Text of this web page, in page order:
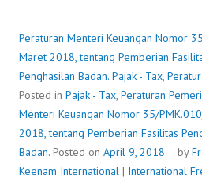
Peraturan Menteri Keuangan Nomor
Maret 2018, tentang Pemberian
Penghasilan Badan. Pajak - Tax,
Posted in Pajak - Tax, Peraturan
Menteri Keuangan Nomor 35/
2018, tentang Pemberian Fasilitas
Badan. Posted on April 9, 2018 by
Keenam International | International